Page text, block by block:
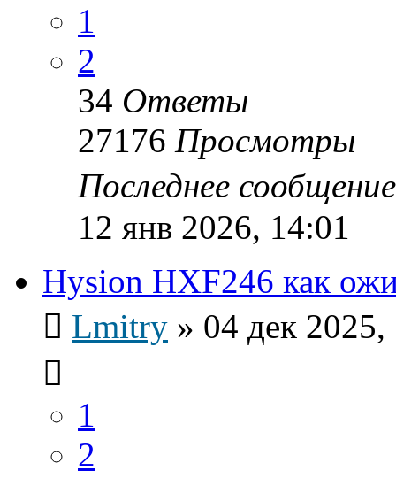
1
2
34 Ответы
27176 Просмотры
Последнее
12 янв 2026, 14:01
Hysion HXF246 как
Lmitry » 04 дек
1
2